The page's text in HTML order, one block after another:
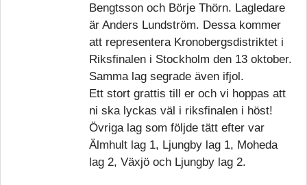
Bengtsson och Börje Thörn. Lagledare
är Anders Lundström. Dessa kommer
att representera Kronobergsdistriktet i
Riksfinalen i Stockholm den 13 oktober.
Samma lag segrade även ifjol.
Ett stort grattis till er och vi hoppas att
ni ska lyckas väl i riksfinalen i höst!
Övriga lag som följde tätt efter var
Älmhult lag 1, Ljungby lag 1, Moheda
lag 2, Växjö och Ljungby lag 2.